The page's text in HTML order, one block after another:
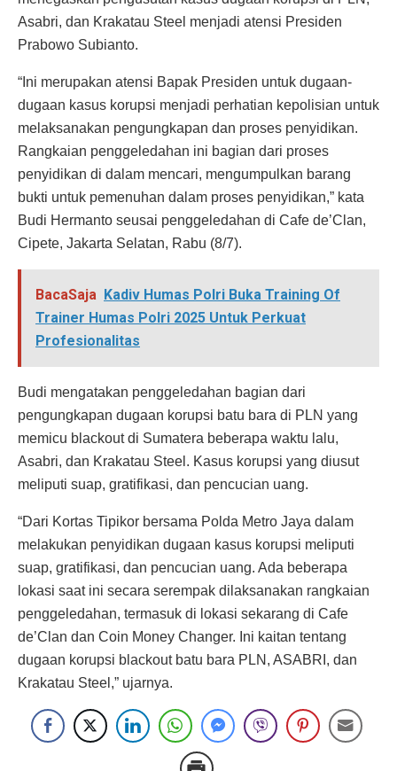
Asabri, dan Krakatau Steel menjadi atensi Presiden
Prabowo Subianto.
“Ini merupakan atensi Bapak Presiden untuk dugaan-
dugaan kasus korupsi menjadi perhatian kepolisian untuk
melaksanakan pengungkapan dan proses penyidikan.
Rangkaian penggeledahan ini bagian dari proses
penyidikan di dalam mencari, mengumpulkan barang
bukti untuk pemenuhan dalam proses penyidikan,” kata
Budi Hermanto seusai penggeledahan di Cafe de’Clan,
Cipete, Jakarta Selatan, Rabu (8/7).
BacaSaja Kadiv Humas Polri Buka Training Of
Trainer Humas Polri 2025 Untuk Perkuat
Profesionalitas
Budi mengatakan penggeledahan bagian dari
pengungkapan dugaan korupsi batu bara di PLN yang
memicu blackout di Sumatera beberapa waktu lalu,
Asabri, dan Krakatau Steel. Kasus korupsi yang diusut
meliputi suap, gratifikasi, dan pencucian uang.
“Dari Kortas Tipikor bersama Polda Metro Jaya dalam
melakukan penyidikan dugaan kasus korupsi meliputi
suap, gratifikasi, dan pencucian uang. Ada beberapa
lokasi saat ini secara serempak dilaksanakan rangkaian
penggeledahan, termasuk di lokasi sekarang di Cafe
de’Clan dan Coin Money Changer. Ini kaitan tentang
dugaan korupsi blackout batu bara PLN, ASABRI, dan
Krakatau Steel,” ujarnya.